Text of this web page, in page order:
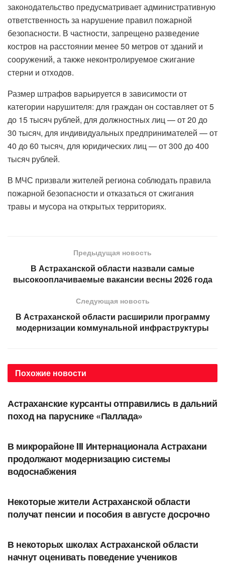
законодательство предусматривает административную
ответственность за нарушение правил пожарной
безопасности. В частности, запрещено разведение
костров на расстоянии менее 50 метров от зданий и
сооружений, а также неконтролируемое сжигание
стерни и отходов.
Размер штрафов варьируется в зависимости от
категории нарушителя: для граждан он составляет от 5
до 15 тысяч рублей, для должностных лиц — от 20 до
30 тысяч, для индивидуальных предпринимателей — от
40 до 60 тысяч, для юридических лиц — от 300 до 400
тысяч рублей.
В МЧС призвали жителей региона соблюдать правила
пожарной безопасности и отказаться от сжигания
травы и мусора на открытых территориях.
Предыдущая новость
В Астраханской области назвали самые
высокооплачиваемые вакансии весны 2026 года
Следующая новость
В Астраханской области расширили программу
модернизации коммунальной инфраструктуры
Похожие новости
ОБЩЕСТВО
Астраханские курсанты отправились в дальний
поход на паруснике «Паллада»
В микрорайоне III Интернационала Астрахани
продолжают модернизацию системы
водоснабжения
Некоторые жители Астраханской области
получат пенсии и пособия в августе досрочно
В некоторых школах Астраханской области
начнут оценивать поведение учеников